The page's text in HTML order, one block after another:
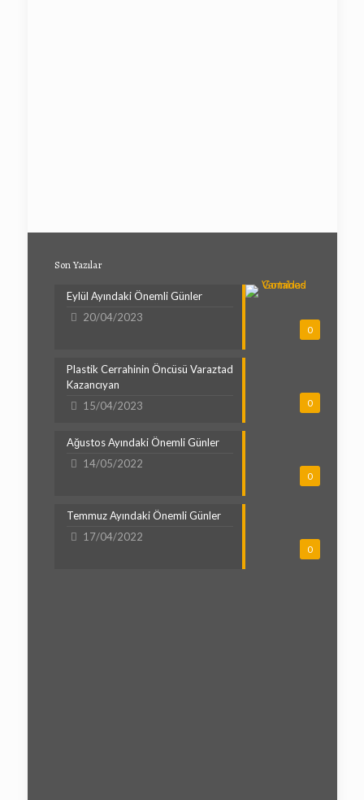
Son Yazılar
0
Eylül Ayındaki Önemli Günler
20/04/2023
0
Plastik Cerrahinin Öncüsü Varaztad
Kazancıyan
15/04/2023
0
Ağustos Ayındaki Önemli Günler
14/05/2022
0
Temmuz Ayındaki Önemli Günler
17/04/2022